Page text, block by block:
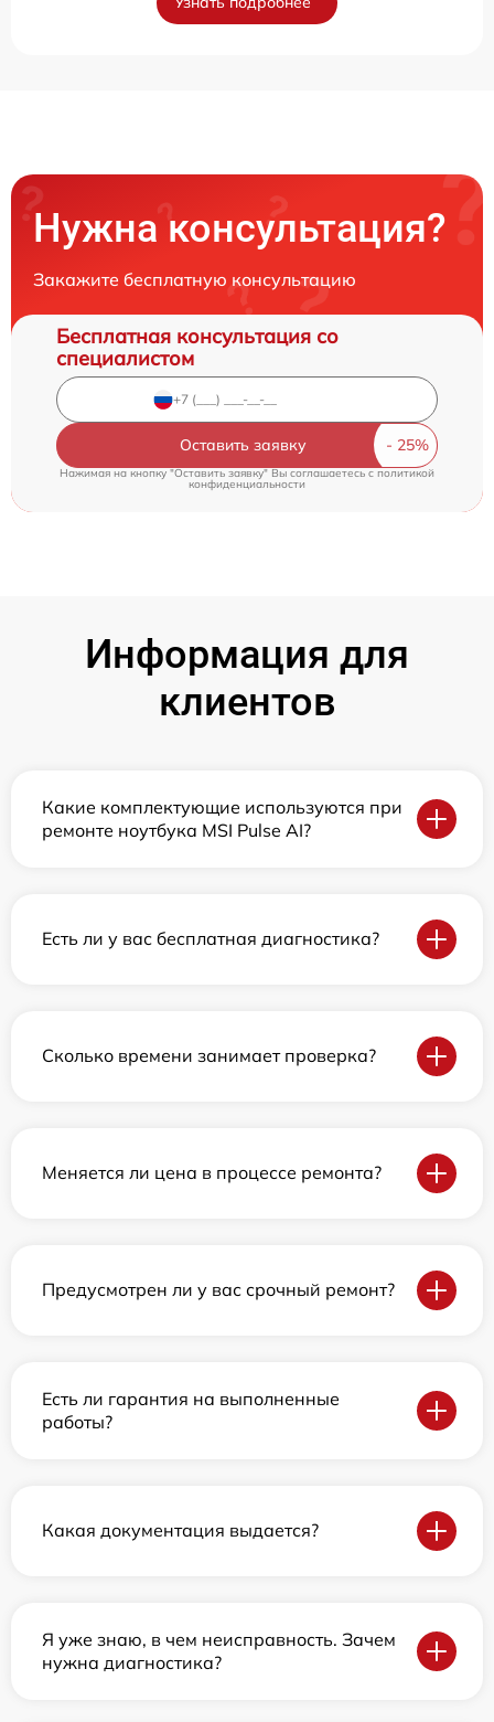
Нужна консультация?
Закажите бесплатную консультацию
Бесплатная консультация со
специалистом
Оставить заявку
Нажимая на кнопку "Оставить заявку" Вы соглашаетесь cполитикой
конфиденциальности
Информация для
клиентов
Какие комплектующие используются при
ремонте ноутбука MSI Pulse AI?
Есть ли у вас бесплатная диагностика?
Сколько времени занимает проверка?
Меняется ли цена в процессе ремонта?
Предусмотрен ли у вас срочный ремонт?
Есть ли гарантия на выполненные
работы?
Какая документация выдается?
Я уже знаю, в чем неисправность. Зачем
нужна диагностика?